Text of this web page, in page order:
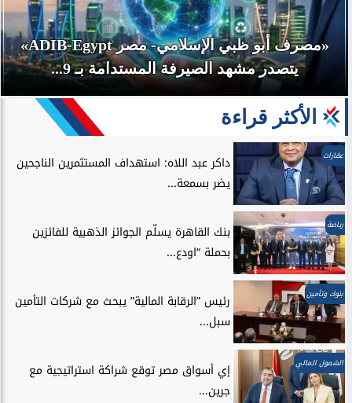
«مصرف أبو ظبي الإسلامي- مصر ADIB-Egypt»
يتصدر مشهد الصيرفة المستدامة بـ 9...
الأكثر قراءة
عقارات
داكر عبد اللاه: استهداف المستثمرين الناجحين
يضر بسمعة...
رياضة
بنك القاهرة يسلّم الجوائز الذهبية للفائزين
بحملة “اودع...
بنوك وتأمين
رئيس ”الرقابة المالية” يبحث مع شركات التأمين
سبل...
الشمول المالي
إي أسواق مصر توقع شراكة استراتيجية مع
جرين...